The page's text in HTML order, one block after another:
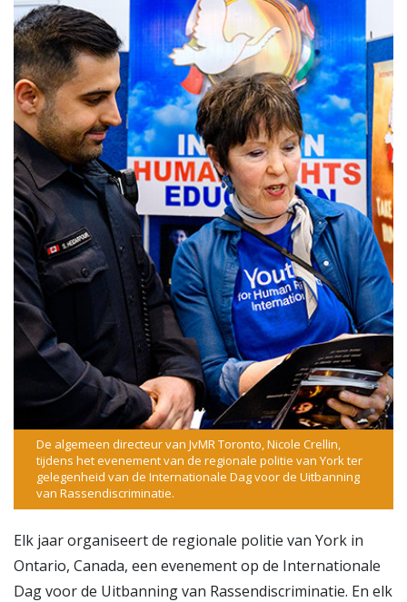
De algemeen directeur van JvMR Toronto, Nicole Crellin,
tijdens het evenement van de regionale politie van York ter
gelegenheid van de Internationale Dag voor de Uitbanning
van Rassendiscriminatie.
Elk jaar organiseert de regionale politie van York in
Ontario, Canada, een evenement op de Internationale
Dag voor de Uitbanning van Rassendiscriminatie. En elk